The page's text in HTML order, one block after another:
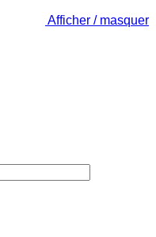
Afficher / masquer